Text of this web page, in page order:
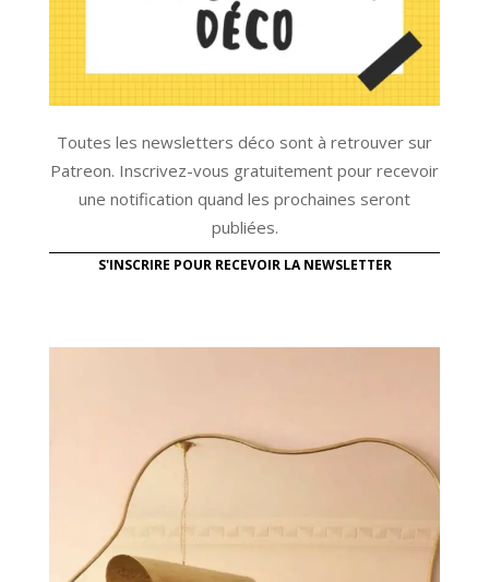
Toutes les newsletters déco sont à retrouver sur
Patreon. Inscrivez-vous gratuitement pour recevoir
une notification quand les prochaines seront
publiées.
S'INSCRIRE POUR RECEVOIR LA NEWSLETTER